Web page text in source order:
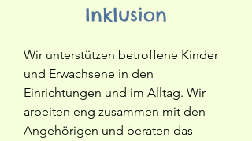
Inklusion
Wir unterstützen betroffene Kinder
und Erwachsene in den
Einrichtungen und im Alltag. Wir
arbeiten eng zusammen mit den
Angehörigen und beraten das